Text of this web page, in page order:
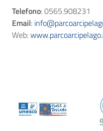
Telefono: 0565.908231
Email:
Web: